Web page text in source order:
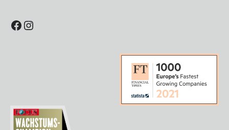
Facebook
Instagram